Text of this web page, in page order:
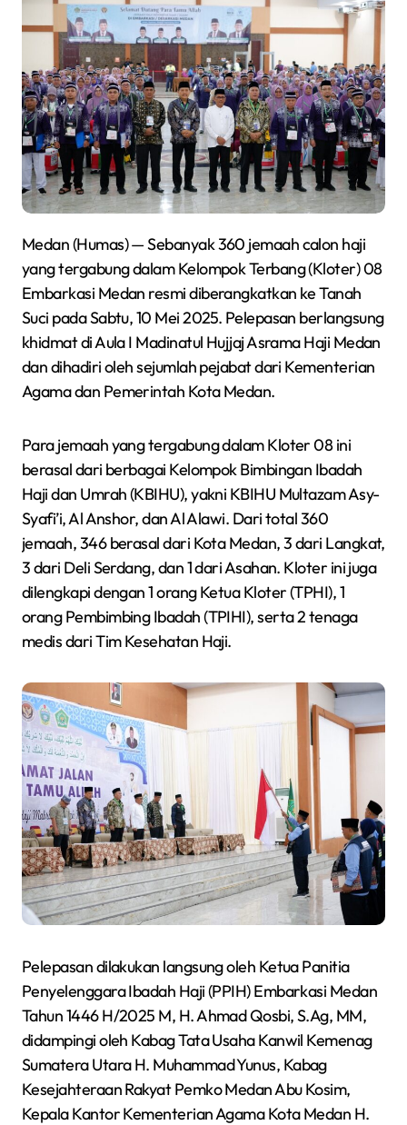
Medan (Humas) — Sebanyak 360 jemaah calon haji
yang tergabung dalam Kelompok Terbang (Kloter) 08
Embarkasi Medan resmi diberangkatkan ke Tanah
Suci pada Sabtu, 10 Mei 2025. Pelepasan berlangsung
khidmat di Aula I Madinatul Hujjaj Asrama Haji Medan
dan dihadiri oleh sejumlah pejabat dari Kementerian
Agama dan Pemerintah Kota Medan.
Para jemaah yang tergabung dalam Kloter 08 ini
berasal dari berbagai Kelompok Bimbingan Ibadah
Haji dan Umrah (KBIHU), yakni KBIHU Multazam Asy-
Syafi’i, Al Anshor, dan Al Alawi. Dari total 360
jemaah, 346 berasal dari Kota Medan, 3 dari Langkat,
3 dari Deli Serdang, dan 1 dari Asahan. Kloter ini juga
dilengkapi dengan 1 orang Ketua Kloter (TPHI), 1
orang Pembimbing Ibadah (TPIHI), serta 2 tenaga
medis dari Tim Kesehatan Haji.
Pelepasan dilakukan langsung oleh Ketua Panitia
Penyelenggara Ibadah Haji (PPIH) Embarkasi Medan
Tahun 1446 H/2025 M, H. Ahmad Qosbi, S.Ag, MM,
didampingi oleh Kabag Tata Usaha Kanwil Kemenag
Sumatera Utara H. Muhammad Yunus, Kabag
Kesejahteraan Rakyat Pemko Medan Abu Kosim,
Kepala Kantor Kementerian Agama Kota Medan H.